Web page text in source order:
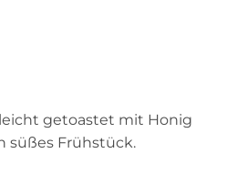
getoastet mit Honig
süßes Frühstück.